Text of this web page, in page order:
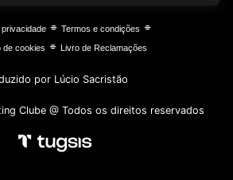
privacidade⌯ Termos e condições ⌯
de cookies ⌯ Livro de Reclamações
por Lúcio Sacristão
Clube @ Todos os direitos reservados